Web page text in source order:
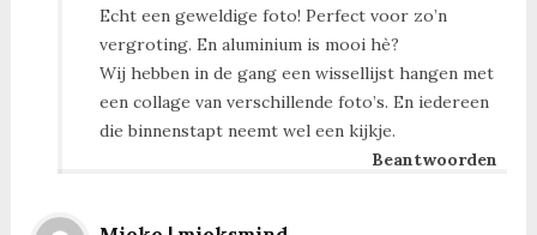
Echt een geweldige foto! Perfect voor zo’n
vergroting. En aluminium is mooi hè?
Wij hebben in de gang een wissellijst hangen met
een collage van verschillende foto’s. En iedereen
die binnenstapt neemt wel een kijkje.
Beantwoorden